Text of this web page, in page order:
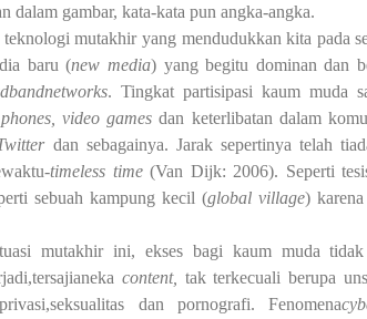
dalam gambar, kata-kata pun angka-angka.
mutakhir yang mendudukkan kita pada
baru (new media) yang begitu dominan dan
. Tingkat partisipasi kaum muda
video gamesdan keterlibatan dalam
dan sebagainya. Jarak sepertinya telah
timeless time(Van Dijk: 2006). Seperti
sebuah kampung kecil (global village)
mutakhir ini, ekses bagi kaum muda
content, tak terkecuali berupa
seksualitas dan pornografi. Fenomena